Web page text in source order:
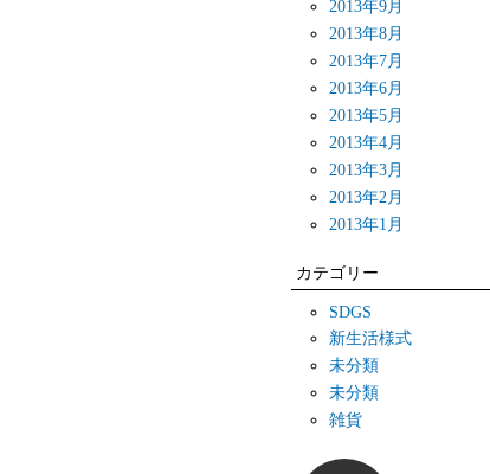
2013年9月
2013年8月
2013年7月
2013年6月
2013年5月
2013年4月
2013年3月
2013年2月
2013年1月
カテゴリー
SDGS
新生活様式
未分類
未分類
雑貨